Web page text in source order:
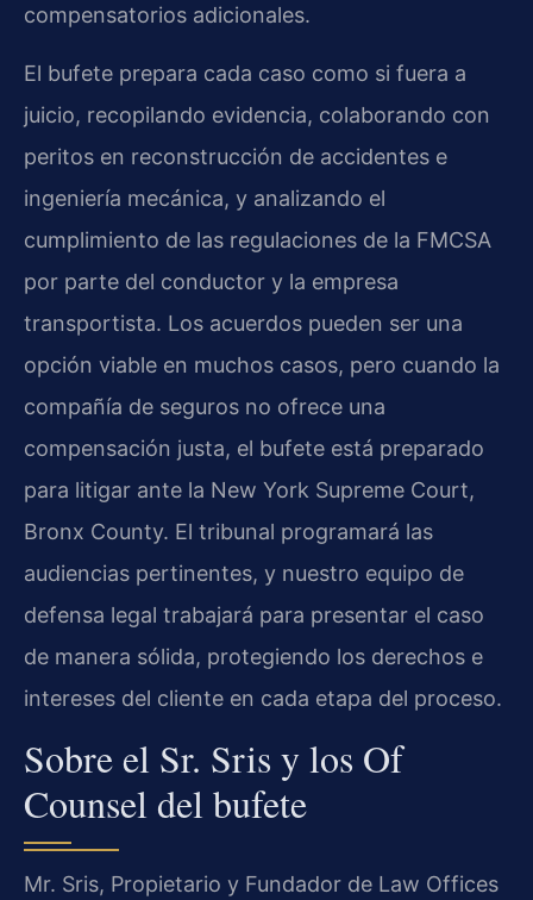
compensatorios adicionales.
El bufete prepara cada caso como si fuera a
juicio, recopilando evidencia, colaborando con
peritos en reconstrucción de accidentes e
ingeniería mecánica, y analizando el
cumplimiento de las regulaciones de la FMCSA
por parte del conductor y la empresa
transportista. Los acuerdos pueden ser una
opción viable en muchos casos, pero cuando la
compañía de seguros no ofrece una
compensación justa, el bufete está preparado
para litigar ante la New York Supreme Court,
Bronx County. El tribunal programará las
audiencias pertinentes, y nuestro equipo de
defensa legal trabajará para presentar el caso
de manera sólida, protegiendo los derechos e
intereses del cliente en cada etapa del proceso.
Sobre el Sr. Sris y los Of
Counsel del bufete
Mr. Sris, Propietario y Fundador de Law Offices